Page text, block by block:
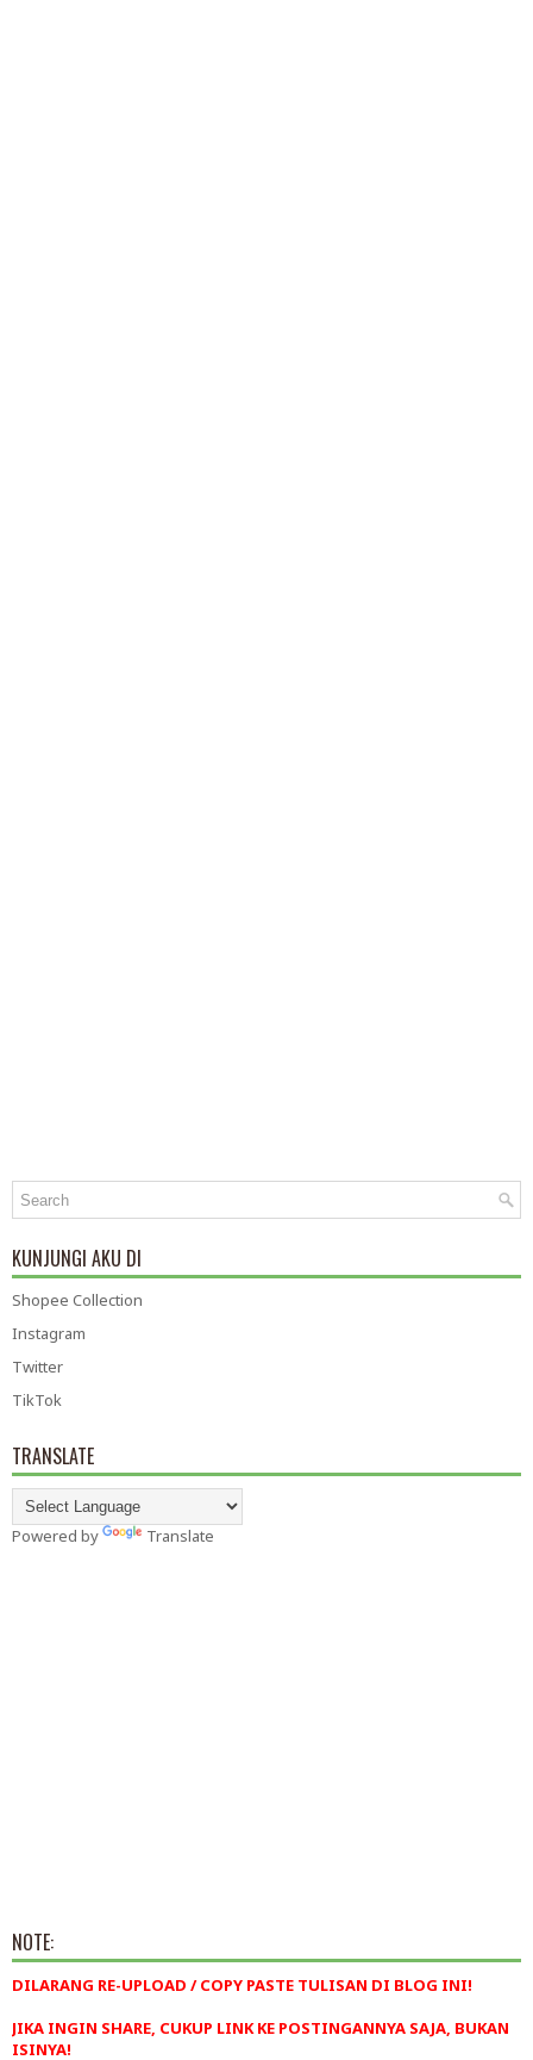
KUNJUNGI AKU DI
Shopee Collection
Instagram
Twitter
TikTok
TRANSLATE
Powered by Translate
NOTE:
DILARANG RE-UPLOAD / COPY PASTE TULISAN DI BLOG INI!
JIKA INGIN SHARE, CUKUP LINK KE POSTINGANNYA SAJA, BUKAN
ISINYA!